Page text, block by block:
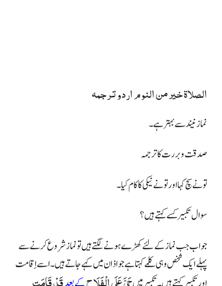
الصلاة خير من النوم اردو ترجمہ
نماز نیند سے بہتر ہے۔
صدقت وبررت کا ترجمہ
تونے سچ کہا اور تونے نیکی کا کام کیا۔
سوال تکبیر کسے کہتے ہیں؟
جواب جب نماز کے لئے کھڑے ہونے لگتے ہیں تو نماز شروع کرنے سے
پہلےایک شخص وہی کلمے کہتا ہے جو اذان میں کہے جاتے ہیں۔ اسے اِقامت